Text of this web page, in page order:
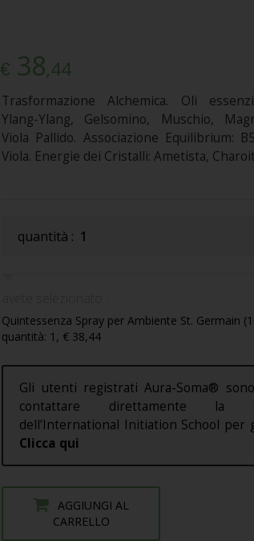
€ 38,44
Trasformazione Alchemica. Oli
Ylang-Ylang, Gelsomino, Muschio,
Viola Pallido. Associazione Equilibrium:
Viola. Energie dei Cristalli: Ametista,
quantità : 1
Quintessenza Spray per Ambiente St. Germain
quantità: 1, € 38,44
Gli utenti registrati Aura-Soma®
contattare direttamente la
dell’International Initiation School per
Clicca qui
AGGIUNGI AL
CARRELLO